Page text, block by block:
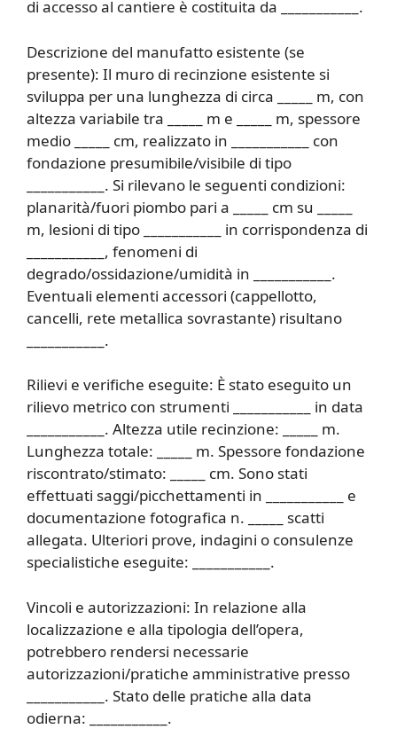
di accesso al cantiere è costituita da ___________.
Descrizione del manufatto esistente (se
presente): Il muro di recinzione esistente si
sviluppa per una lunghezza di circa _____ m, con
altezza variabile tra _____ m e _____ m, spessore
medio _____ cm, realizzato in ___________ con
fondazione presumibile/visibile di tipo
___________. Si rilevano le seguenti condizioni:
planarità/fuori piombo pari a _____ cm su _____
m, lesioni di tipo ___________ in corrispondenza di
___________, fenomeni di
degrado/ossidazione/umidità in ___________.
Eventuali elementi accessori (cappellotto,
cancelli, rete metallica sovrastante) risultano
___________.
Rilievi e verifiche eseguite: È stato eseguito un
rilievo metrico con strumenti ___________ in data
___________. Altezza utile recinzione: _____ m.
Lunghezza totale: _____ m. Spessore fondazione
riscontrato/stimato: _____ cm. Sono stati
effettuati saggi/picchettamenti in ___________ e
documentazione fotografica n. _____ scatti
allegata. Ulteriori prove, indagini o consulenze
specialistiche eseguite: ___________.
Vincoli e autorizzazioni: In relazione alla
localizzazione e alla tipologia dell’opera,
potrebbero rendersi necessarie
autorizzazioni/pratiche amministrative presso
___________. Stato delle pratiche alla data
odierna: ___________.